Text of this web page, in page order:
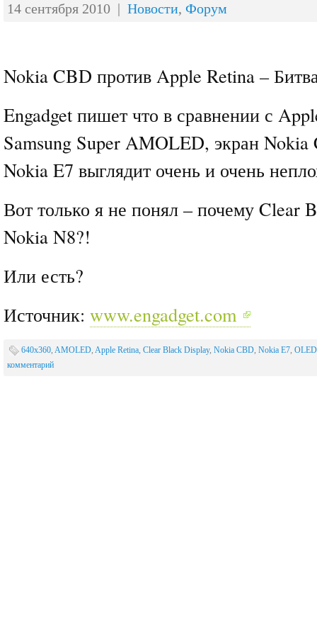
14 сентября 2010 | Новости, Форум
Nokia CBD против Apple Retina –
Engadget пишет что в сравнении с
Samsung Super AMOLED, экран Nokia
Nokia E7 выглядит очень и очень
Вот только я не понял – почему Clear
Nokia N8?!
Или есть?
Источник: www.engadget.com
640x360, AMOLED, Apple Retina, Clear Black Display, Nokia CBD, Nokia E7, OLED
комментарий